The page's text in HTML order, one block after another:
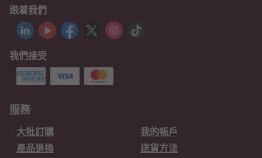
跟着我們
我們接受
服務
大批訂購
我的帳戶
產品退換
送貨方法